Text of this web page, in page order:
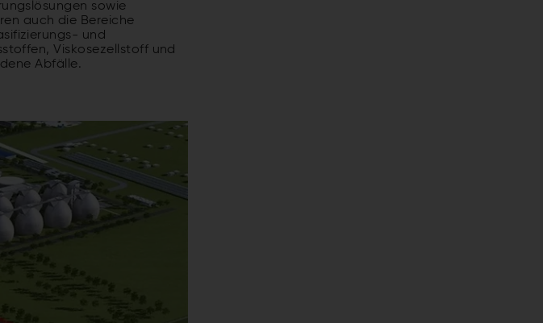
sowie
auch die Bereiche
und
Viskosezellstoff und
Abfälle.